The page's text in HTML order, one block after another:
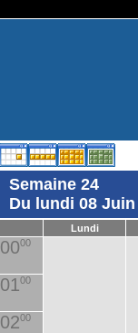
Semaine 24
Du lundi 08
Lundi
0000
0100
0200